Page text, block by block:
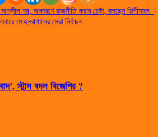
নয়, অকারণে রাজনীতি করার চেষ্টা, বলছেন শিল্পীমহল
মোহনবাগানের সেরা নির্বাচন
স্টান্স বদল বিজেপির ?